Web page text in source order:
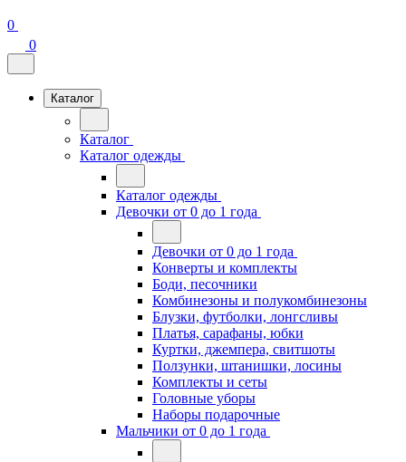
0
0
Каталог
Каталог
Каталог одежды
Каталог одежды
Девочки от 0 до 1 года
Девочки от 0 до 1 года
Конверты и комплекты
Боди, песочники
Комбинезоны и полукомбинезоны
Блузки, футболки, лонгсливы
Платья, сарафаны, юбки
Куртки, джемпера, свитшоты
Ползунки, штанишки, лосины
Комплекты и сеты
Головные уборы
Наборы подарочные
Мальчики от 0 до 1 года